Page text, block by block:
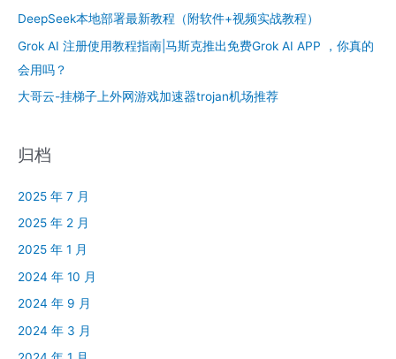
DeepSeek本地部署最新教程（附软件+视频实战教程）
Grok AI 注册使用教程指南|马斯克推出免费Grok AI APP ，你真的
会用吗？
大哥云-挂梯子上外网游戏加速器trojan机场推荐
归档
2025 年 7 月
2025 年 2 月
2025 年 1 月
2024 年 10 月
2024 年 9 月
2024 年 3 月